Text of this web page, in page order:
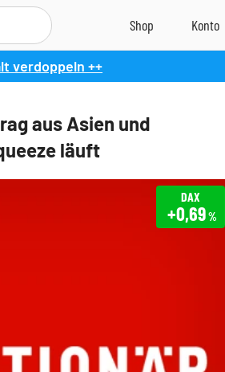
verdoppeln ++
aus Asien und
läuft
DAX
+0,69%